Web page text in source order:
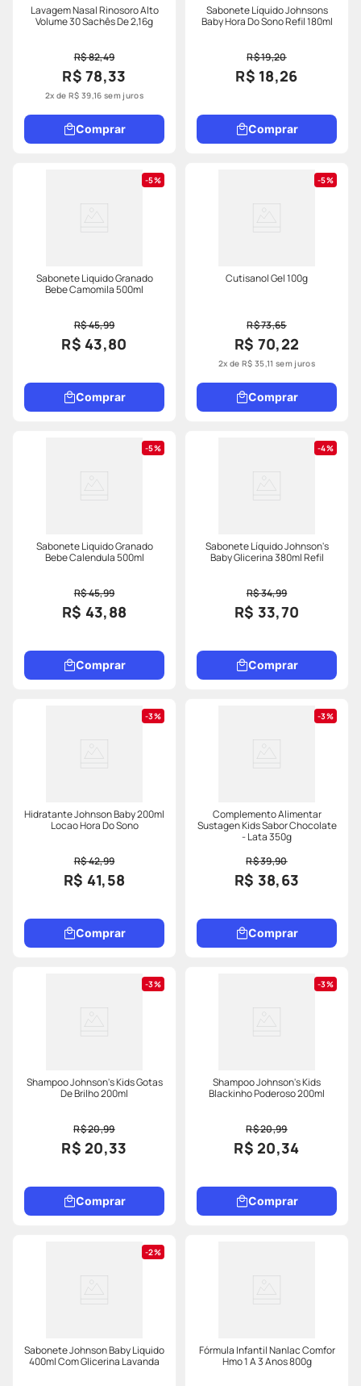
Lavagem Nasal Rinosoro Alto
Volume 30 Sachês De 2,16g
R$ 82,49
R$ 78,33
2x deR$ 39,16 sem juros
Comprar
Sabonete Líquido Johnsons
Baby Hora Do Sono Refil 180ml
R$ 19,20
R$ 18,26
Comprar
5%
Sabonete Liquido Granado
Bebe Camomila 500ml
R$ 45,99
R$ 43,80
Comprar
5%
Cutisanol Gel 100g
R$ 73,65
R$ 70,22
2x deR$ 35,11 sem juros
Comprar
5%
Sabonete Liquido Granado
Bebe Calendula 500ml
R$ 45,99
R$ 43,88
Comprar
4%
Sabonete Líquido Johnson's
Baby Glicerina 380ml Refil
R$ 34,99
R$ 33,70
Comprar
3%
Hidratante Johnson Baby 200ml
Locao Hora Do Sono
R$ 42,99
R$ 41,58
Comprar
3%
Complemento Alimentar
Sustagen Kids Sabor Chocolate
- Lata 350g
R$ 39,90
R$ 38,63
Comprar
3%
Shampoo Johnson's Kids Gotas
De Brilho 200ml
R$ 20,99
R$ 20,33
Comprar
3%
Shampoo Johnson's Kids
Blackinho Poderoso 200ml
R$ 20,99
R$ 20,34
Comprar
2%
Sabonete Johnson Baby Liquido
400ml Com Glicerina Lavanda
Fórmula Infantil Nanlac Comfor
Hmo 1 A 3 Anos 800g